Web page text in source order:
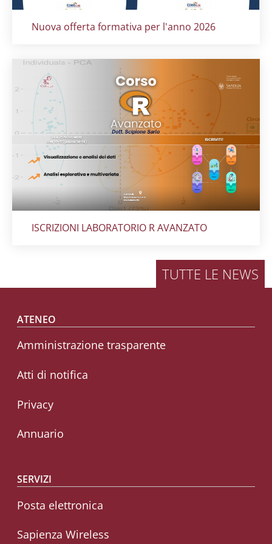
Titolo card:
Nuova offerta formativa per l'anno 2026
Titolo card:
ISCRIZIONI LABORATORIO R AVANZATO
TUTTE LE NEWS
Footer menu
ATENEO
Amministrazione trasparente
Atti di notifica
Privacy
Annuario
SERVIZI
Posta elettronica
Sapienza Wireless